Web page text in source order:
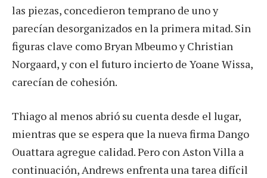
las piezas, concedieron temprano de uno y
parecían desorganizados en la primera mitad. Sin
figuras clave como Bryan Mbeumo y Christian
Norgaard, y con el futuro incierto de Yoane Wissa,
carecían de cohesión.
Thiago al menos abrió su cuenta desde el lugar,
mientras que se espera que la nueva firma Dango
Ouattara agregue calidad. Pero con Aston Villa a
continuación, Andrews enfrenta una tarea difícil